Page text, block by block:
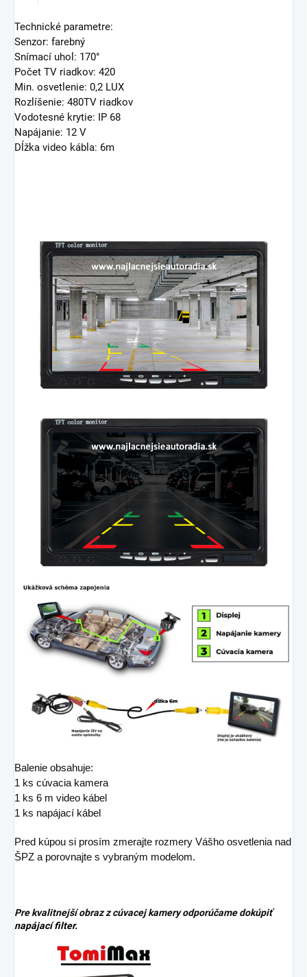
Technické parametre:
Senzor: farebný
Snímací uhol: 170°
Počet TV riadkov: 420
Min. osvetlenie: 0,2 LUX
Rozlíšenie: 480TV riadkov
Vodotesné krytie: IP 68
Napájanie: 12 V
Dĺžka video kábla: 6m
Balenie obsahuje:
1 ks cúvacia kamera
1 ks 6 m video kábel
1 ks napájací kábel
Pred kúpou si prosím zmerajte rozmery Vášho osvetlenia nad
ŠPZ a porovnajte s vybraným modelom.
Pre kvalitnejší obraz z cúvacej kamery odporúčame dokúpiť
napájací filter.